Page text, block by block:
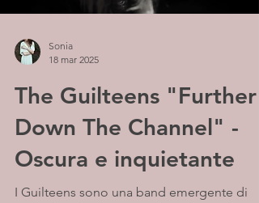
Sonia
18 mar 2025
The Guilteens "Further
Down The Channel" -
Oscura e inquietante
I Guilteens sono una band emergente di